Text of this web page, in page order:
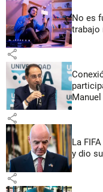
No es
trabajo
share
share
La
y dio
share